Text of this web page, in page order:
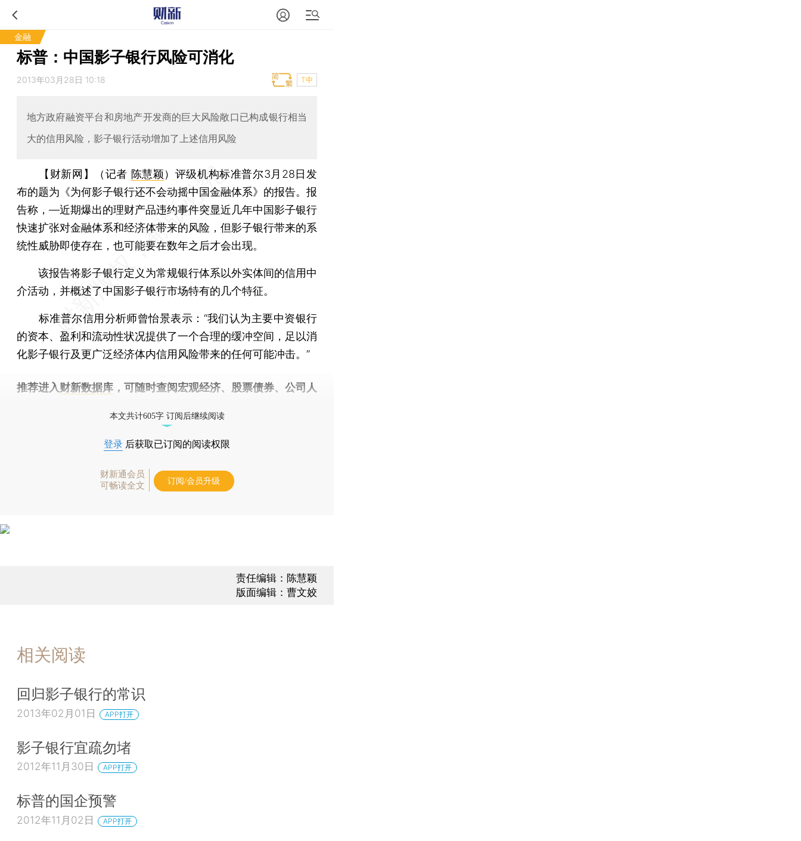
金融
标普：中国影子银行风险可消化
2013年03月28日 10:18 T中
地方政府融资平台和房地产开发商的巨大风险敞口已构成银行相当
大的信用风险，影子银行活动增加了上述信用风险
【财新网】（记者 陈慧颖） 评级机构标准普尔3月28日发
布的题为《为何影子银行还不会动摇中国金融体系》的报告。报
告称，—近期爆出的理财产品违约事件突显近几年中国影子银行
快速扩张对金融体系和经济体带来的风险，但影子银行带来的系
统性威胁即使存在，也可能要在数年之后才会出现。
该报告将影子银行定义为常规银行体系以外实体间的信用中
介活动，并概述了中国影子银行市场特有的几个特征。
标准普尔信用分析师曾怡景表示：“我们认为主要中资银行
的资本、盈利和流动性状况提供了一个合理的缓冲空间，足以消
化影子银行及更广泛经济体内信用风险带来的任何可能冲击。”
推荐进入财新数据库 ，可随时查阅宏观经济、股票债券、公司人
本文共计605字 订阅后继续阅读
登录 后获取已订阅的阅读权限
财新通会员
可畅读全文
订阅/会员升级
责任编辑：陈慧颖
版面编辑：曹文姣
相关阅读
回归影子银行的常识
2013年02月01日 APP打开
影子银行宜疏勿堵
2012年11月30日 APP打开
标普的国企预警
2012年11月02日 APP打开